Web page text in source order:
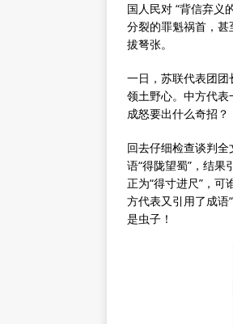
国人民对 “背信弃义
分裂的罪魁祸首，
拔弩张。
一日，苏联代表团
领土野心。中方代
成怒要出什么奇招？
回去仔细检查谈判
语“得陇望蜀”，结
正为“得寸进尺”，
方代表又引用了成语
是虫子！